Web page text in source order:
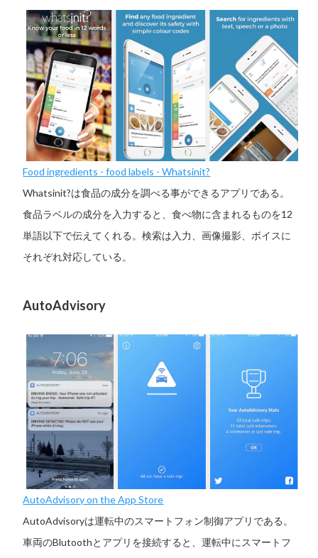
Food ingredients - food labels - Whatsinit?
Whatsinit?は食品の成分を調べる事ができるアプリである。
食品ラベルの成分を入力すると、食べ物に含まれるものを12
単語以下で伝えてくれる。検索は入力、画像撮影、ボイスに
それぞれ対応している。
AutoAdvisory
AutoAdvisory on the App Store
AutoAdvisoryは運転中のスマートフォン制御アプリである。
車両のBlutoothとアプリを接続すると、運転中にスマートフ